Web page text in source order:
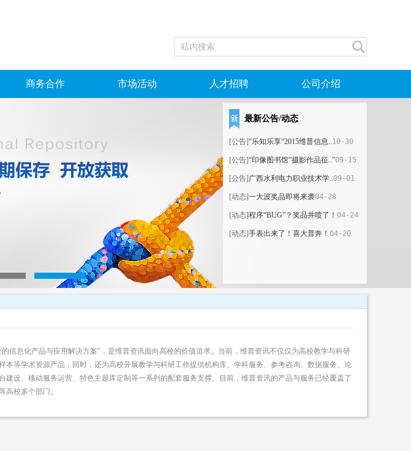
职业资格试题
高校课程试题
中国企业知识服务平台
元数据服务 毕业论文（设计）管理系统
商务合作 市场活动 人才招聘
社会招聘
校园招聘
公司介绍
发展历程
资质荣誉
典型用户
最新公告/动态
[公告]“乐知乐享”2015维普信息..10-30
[公告]“印像图书馆”摄影作品征..”09-15
[公告] 广西水利电力职业技术学..09-01
[动态]一大波奖品即将来袭04-28
[动态]程序“BUG”？奖品井喷了！ 04-24
[动态]手表出来了！喜大普奔！ 04-20
信息化产品与应用解决方案”，是维普资讯面向高校的价值追求。当前，维普资讯不仅仅为高校教学与科研
本等学术资源产品，同时，还为高校开展教学与科研工作提供机构库、学科服务、参考咨询、数据服务、论
建设、移动服务运营、特色主题库定制等一系列的配套服务支撑。目前，维普资讯的产品与服务已经覆盖了
高校多个部门。